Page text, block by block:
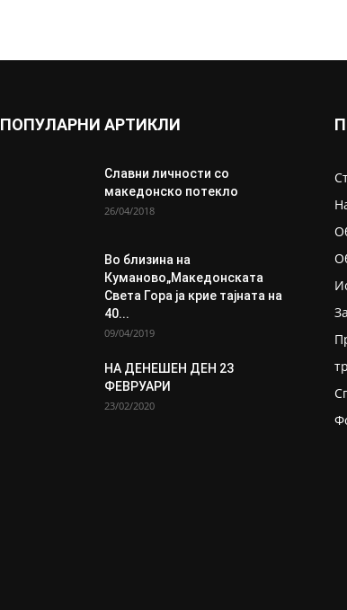
ПОПУЛАРНИ АРТИКЛИ
Славни личности со
македонско потекло
26/04/2018
Во близина на
Кумановo„Македонската
Света Гора ја крие тајната на
40...
09/04/2019
НА ДЕНЕШЕН ДЕН 23
ФЕВРУАРИ
23/02/2020